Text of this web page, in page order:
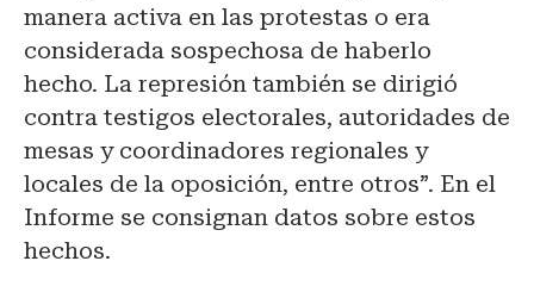
manera activa en las protestas o era
considerada sospechosa de haberlo
hecho. La represión también se dirigió
contra testigos electorales, autoridades de
mesas y coordinadores regionales y
locales de la oposición, entre otros”. En el
Informe se consignan datos sobre estos
hechos.